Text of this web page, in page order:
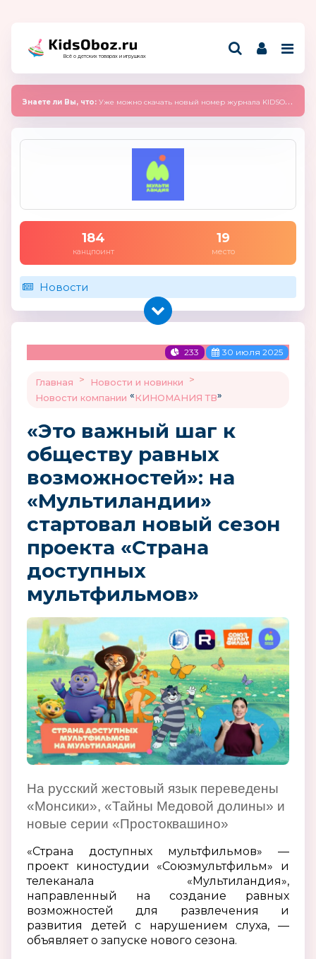
Всё о детских товарах и игрушках
Знаете ли Вы, что: Уже можно скачать новый номер журнала KIDSOBOZ 2025 (сентябрь)
184
канцпоинт
19
место
Новости
233 30 июля 2025
Главная > Новости и новинки
>
Новости компании «КИНОМАНИЯ ТВ»
«Это важный шаг к
обществу равных
возможностей»: на
«Мультиландии»
стартовал новый сезон
проекта «Страна
доступных
мультфильмов»
На русский жестовый язык переведены
«Монсики», «Тайны Медовой долины» и
новые серии «Простоквашино»
«Страна доступных мультфильмов» —
проект киностудии «Союзмультфильм» и
телеканала «Мультиландия»,
направленный на создание равных
возможностей для развлечения и
развития детей с нарушением слуха, —
объявляет о запуске нового сезона.